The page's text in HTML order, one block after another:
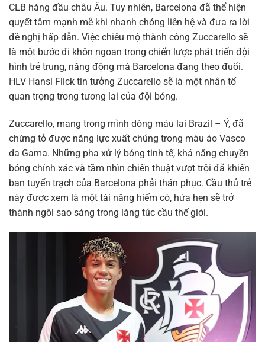
CLB hàng đầu châu Âu. Tuy nhiên, Barcelona đã thể hiện
quyết tâm mạnh mẽ khi nhanh chóng liên hệ và đưa ra lời
đề nghị hấp dẫn. Việc chiêu mộ thành công Zuccarello sẽ
là một bước đi khôn ngoan trong chiến lược phát triển đội
hình trẻ trung, năng động mà Barcelona đang theo đuổi.
HLV Hansi Flick tin tưởng Zuccarello sẽ là một nhân tố
quan trọng trong tương lai của đội bóng.
Zuccarello, mang trong mình dòng máu lai Brazil – Ý, đã
chứng tỏ được năng lực xuất chúng trong màu áo Vasco
da Gama. Những pha xử lý bóng tinh tế, khả năng chuyền
bóng chính xác và tầm nhìn chiến thuật vượt trội đã khiến
ban tuyển trạch của Barcelona phải thán phục. Cầu thủ trẻ
này được xem là một tài năng hiếm có, hứa hẹn sẽ trở
thành ngôi sao sáng trong làng túc cầu thế giới.